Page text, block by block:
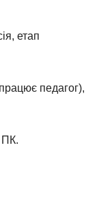
етап
педагог),
ПК.